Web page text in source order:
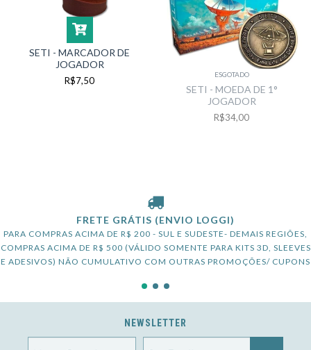
SETI - MARCADOR DE
JOGADOR
R$7,50
ESGOTADO
SETI - MOEDA DE 1°
JOGADOR
R$34,00
FRETE GRÁTIS (ENVIO LOGGI)
PARA COMPRAS ACIMA DE R$ 200 - SUL E SUDESTE- DEMAIS REGIÕES,
COMPRAS ACIMA DE R$ 500 (VÁLIDO SOMENTE PARA KITS 3D, SLEEVES
E ADESIVOS) NÃO CUMULATIVO COM OUTRAS PROMOÇÕES/ CUPONS
NEWSLETTER